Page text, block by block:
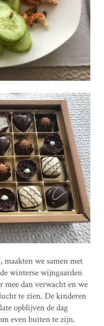
maakten we samen met
winterse wijngaarden
mee dan verwacht en we
te zien. De kinderen
opblijven de dag
even buiten te zijn.